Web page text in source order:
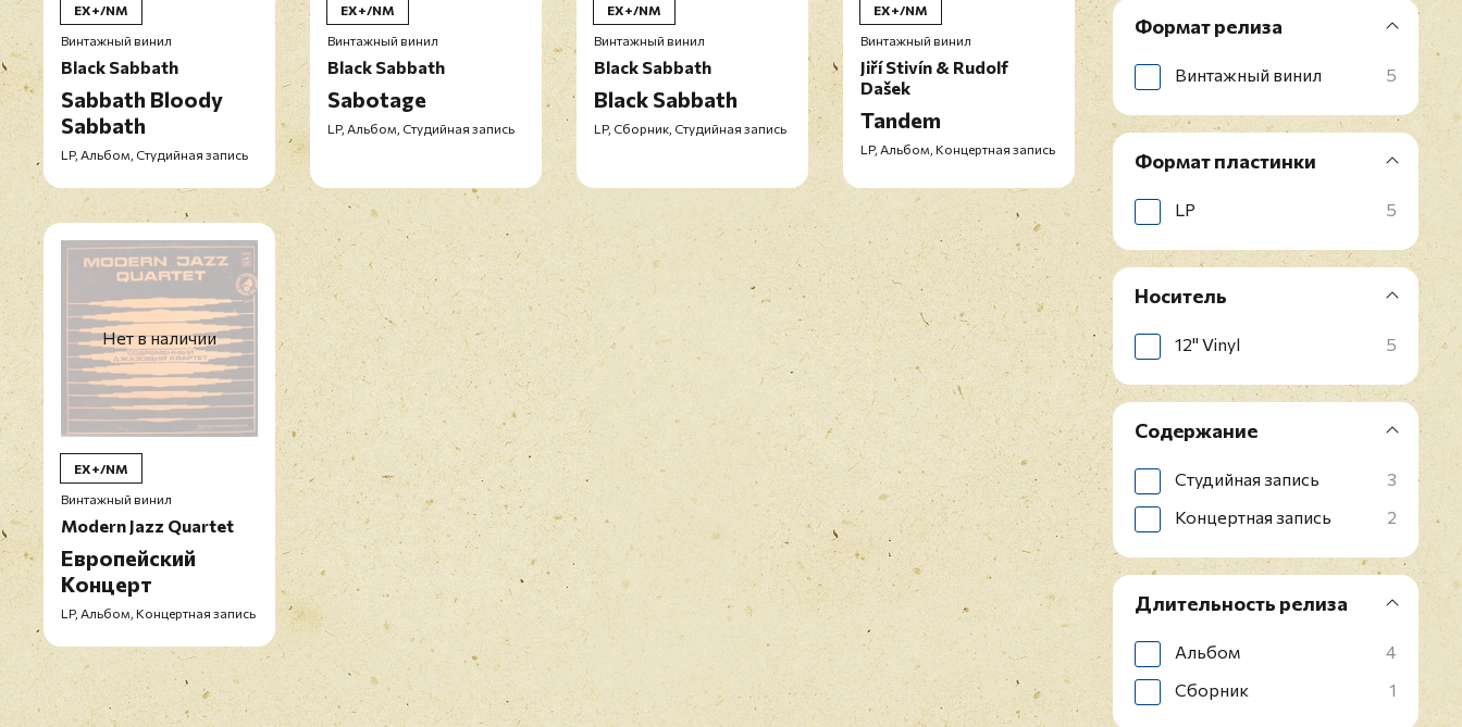
EX+/NM
Винтажный винил
Black Sabbath
Sabbath Bloody
Sabbath
LP, Альбом, Студийная запись
EX+/NM
Винтажный винил
Black Sabbath
Sabotage
LP, Альбом, Студийная запись
EX+/NM
Винтажный винил
Black Sabbath
Black Sabbath
LP, Сборник, Студийная запись
EX+/NM
Винтажный винил
Jiří Stivín & Rudolf
Dašek
Tandem
LP, Альбом, Концертная запись
Нет в наличии
EX+/NM
Винтажный винил
Modern Jazz Quartet
Европейский
Концерт
LP, Альбом, Концертная запись
Формат релиза
Винтажный винил 5
Формат пластинки
LP 5
Носитель
12" Vinyl 5
Содержание
Студийная запись
3
Концертная запись
2
Длительность релиза
Альбом
4
Сборник
1